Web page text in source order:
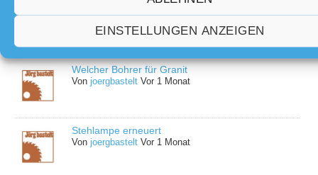
EINSTELLUNGEN ANZEIGEN
Welcher Bohrer für Granit
Vonjoergbastelt Vor 1 Monat
Stehlampe erneuert
Vonjoergbastelt Vor 1 Monat